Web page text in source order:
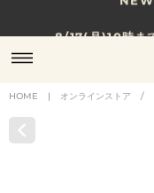
贈る相手やシー
NEW
HOME | オンラインストア /